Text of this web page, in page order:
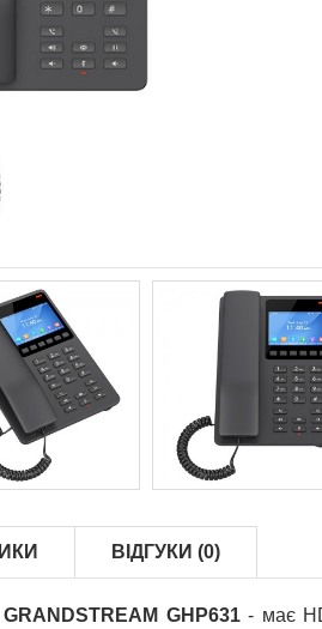
ВІДГУКИ (0)
GRANDSTREAM GHP631- має